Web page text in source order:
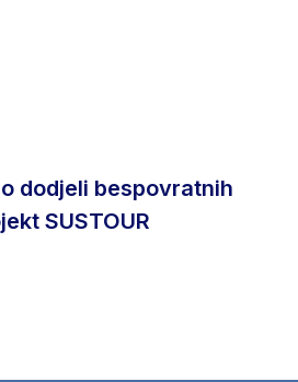
dodjeli bespovratnih
SUSTOUR